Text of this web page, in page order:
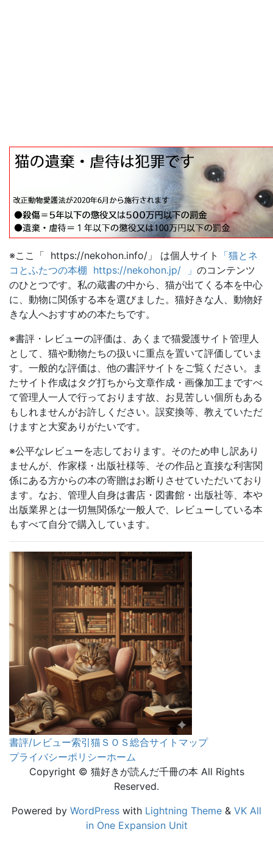
※ここ「 https://nekohon.info/」 は個人サイト
「猫とネ
コとふたつの本棚 https://nekohon.jp/ 」 のコンテンツ
のひとつです。私の蔵書の中から、猫が出てくる本を中心
に、動物に関係する本を選びました。猫好きな人、動物好
きな人へおすすめの本たちです。
※書評・レビューの評価は、あくまで猫愛護サイト管理人
として、猫や動物たちの扱いに重点を置いて評価していま
す。一般的な評価は、他の書評サイトをご覧ください。ま
たサイト作成はタグ打ちから文章作成・画像加工まですべ
て管理人一人で行っております故、お見苦しい個所もある
もしれませんがお許しください。誤変換等、教えていただ
けますと大変ありがたいです。
※公平なレビューを志しております。そのため申し訳あり
ませんが、作家様・出版社様等、その作品と直接な利害関
係にある方からの本の寄贈はお断りさせていただいており
ます。なお、管理人自身は書店・図書館・出版社等、本や
出版業界とは一切無関係な一般人で、レビューしている本
もすべて自分で購入しています。
書評/レビュー索引猫ＳＯＳ総合サイトマップ
プライバシーポリシーホーム
Copyright © 猫好きが読んだ千冊の本 All Rights
Reserved.
Powered by WordPress with Lightning Theme & VK All
in One Expansion Unit